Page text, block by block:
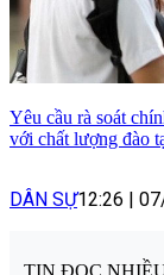
Yêu cầu rà soát
với chất lượng đào
DÂN SỰ12:26 |